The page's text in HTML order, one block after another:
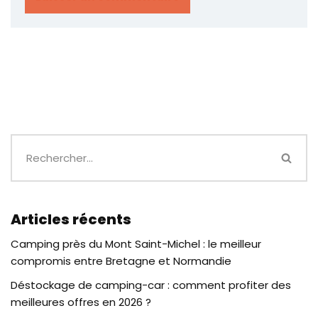
Articles récents
Camping près du Mont Saint-Michel : le meilleur
compromis entre Bretagne et Normandie
Déstockage de camping-car : comment profiter des
meilleures offres en 2026 ?